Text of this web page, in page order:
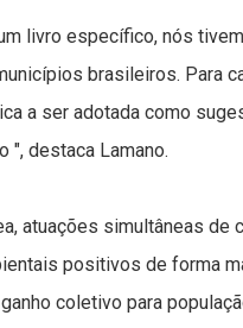
livro específico, nós
brasileiros. Para
a ser adotada como
", destaca Lamano.
atuações simultâneas
positivos de forma
coletivo para